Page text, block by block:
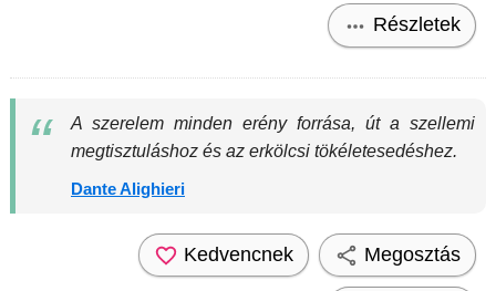
Részletek
A szerelem minden erény forrása, út a szellemi
megtisztuláshoz és az erkölcsi tökéletesedéshez.
Dante Alighieri
Kedvencnek Megosztás